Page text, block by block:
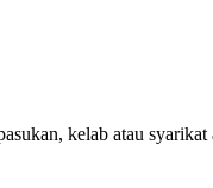
kelab atau